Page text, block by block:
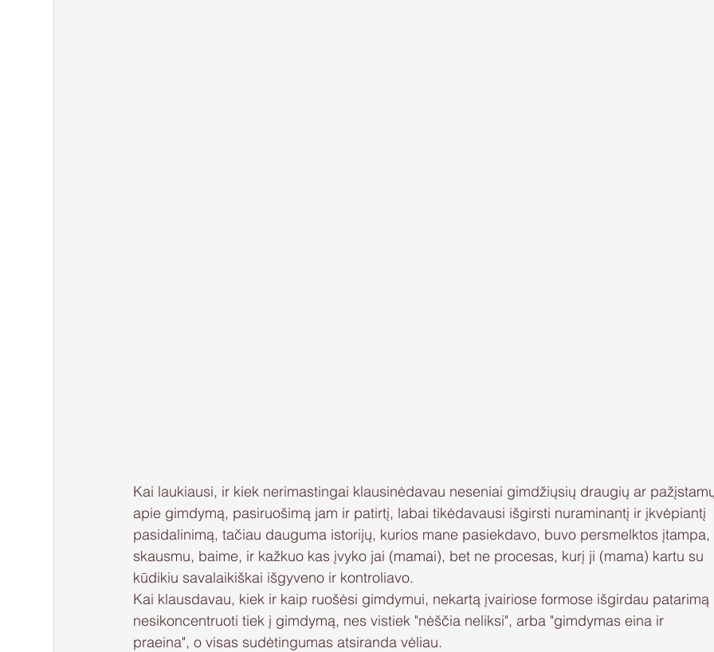
Kai laukiausi, ir kiek nerimastingai klausinėdavau neseniai gimdžiųsių draugių ar
apie gimdymą, pasiruošimą jam ir patirtį, labai tikėdavausi išgirsti nuraminantį ir įkvėpiantį
pasidalinimą, tačiau dauguma istorijų, kurios mane pasiekdavo, buvo persmelktos įtampa,
skausmu, baime, ir kažkuo kas įvyko jai (mamai), bet ne procesas, kurį ji (mama) kartu su
kūdikiu savalaikiškai išgyveno ir kontroliavo.
Kai klausdavau, kiek ir kaip ruošėsi gimdymui, nekartą įvairiose formose išgirdau patarimą
nesikoncentruoti tiek į gimdymą, nes vistiek "nėščia neliksi", arba "gimdymas eina ir
praeina", o visas sudėtingumas atsiranda vėliau.